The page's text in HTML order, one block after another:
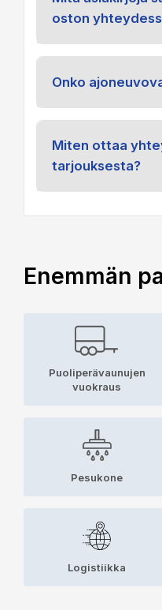
oston
Onko
Miten ottaa
tarjouksesta?
Enemmän
Puoliperävaunujen
vuokraus
Pesukone
Logistiikka